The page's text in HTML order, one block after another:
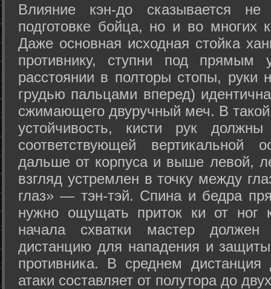
Влияние кэн-до сказывается не
подготовке бойца, но и во многих
Даже основная исходная стойка
противнику, ступни под прямым
расстоянии в полторы стопы, руки
грудью пальцами вперед)
сжимающего двуручный меч. В
устойчивость, кисти рук
соответствующей
дальше от корпуса и выше левой,
взгляд устремлен в точку между
глаз» — тэн-тэй. Спина и бедра
нужно ощущать приток ки от
начала схватки мастер должен
дистанцию для нападения и
противника. В среднем
атаки составляет от полутора до